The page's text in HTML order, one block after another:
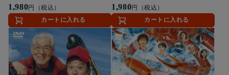
1,980円（税込）
カートに入れる
1,980円（税込）
カートに入れる